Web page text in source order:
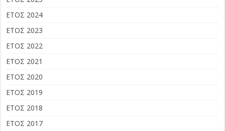
ΕΤΟΣ 2024
ΕΤΟΣ 2023
ΕΤΟΣ 2022
ΕΤΟΣ 2021
ΕΤΟΣ 2020
ΕΤΟΣ 2019
ΕΤΟΣ 2018
ΕΤΟΣ 2017